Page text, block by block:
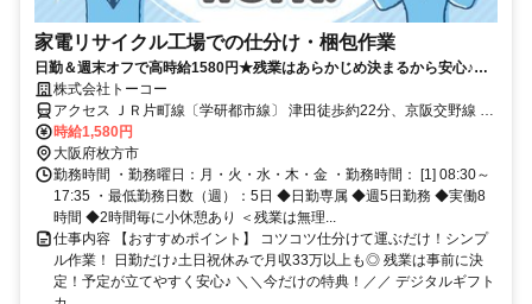
家電リサイクル工場での仕分け・梱包作業
日勤＆週末オフで高時給1580円★残業はあらかじめ決まるから安心♪年
休123日で休み多め＆有給も取りやすい！【入社日当日にデジタルギフ
ト2万円分進呈】
株式会社トーコー
アクセス ＪＲ片町線〔学研都市線〕 津田徒歩約22分、京阪交野線 交
野市東口徒歩約36分、京阪本線 枚方市2番口徒歩約49分 八幡市や寝
屋川市、交野市、高槻市、 京田辺市などから通うスタッフもいま
す！
時給1,580円
大阪府枚方市
勤務時間 ・勤務曜日：月・火・水・木・金 ・勤務時間： [1] 08:30～
17:35 ・最低勤務日数（週）：5日 ◆日勤専属 ◆週5日勤務 ◆実働8
時間 ◆2時間毎に小休憩あり ＜残業は無理...
仕事内容 【おすすめポイント】 コツコツ仕分けて運ぶだけ！シンプ
ル作業！ 日勤だけ♪土日祝休みで月収33万以上も◎ 残業は事前に決
定！予定が立てやすく安心♪ ＼＼今だけの特典！／／ デジタルギフト